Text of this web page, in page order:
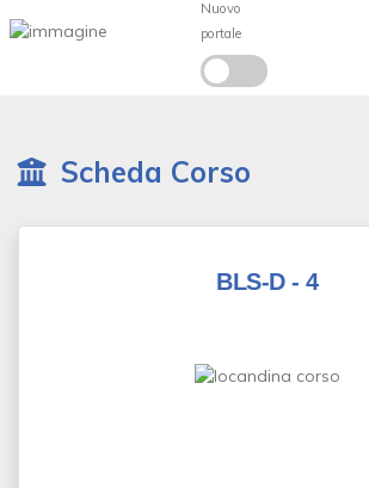
Scheda Corso
BLS-D - 4